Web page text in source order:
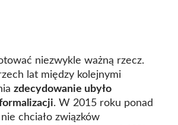
niezwykle ważną rzecz.
lat między kolejnymi
zdecydowanie ubyło
. W 2015 roku ponad
chciało związków